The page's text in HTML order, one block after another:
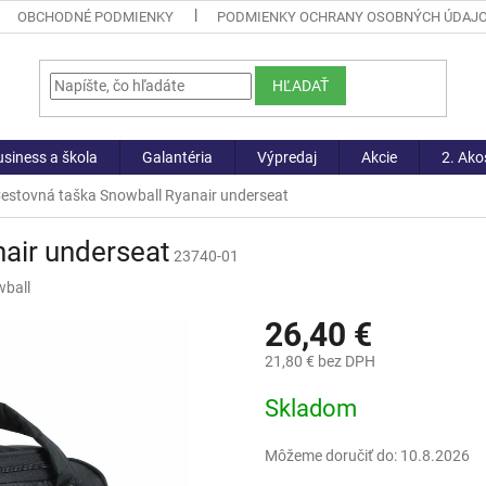
OBCHODNÉ PODMIENKY PODMIENKY OCHRANY OSOBNÝCH
HĽADAŤ
a škola Galantéria Výpredaj Akcie 2.
taška Snowball Ryanair underseat
underseat 23740-01
26,40 €
21,80 € bez DPH
cena:
Skladom
Môžeme doručiť do: 10.8.2026